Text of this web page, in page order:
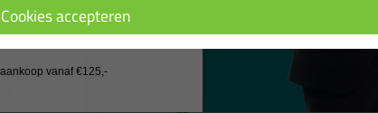
Cookies accepteren
geen cadeau
vanaf €125,-